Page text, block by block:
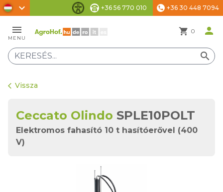
chevron_right
Akadálymentesítési beállítások
+36 56 770 010 phone +36 30 448 7094
menu
MENU
shopping_cart 0 person
search
arrow_back_ios Vissza
Ceccato Olindo SPLE10POLT
Elektromos fahasító 10 t hasítóerővel (400
V)